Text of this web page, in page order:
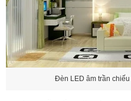
Đèn LED âm trần